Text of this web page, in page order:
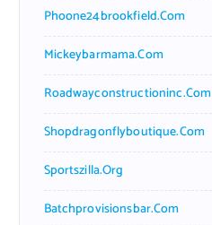
Phoone24brookfield.com
Mickeybarmama.com
Roadwayconstructioninc.com
Shopdragonflyboutique.com
Sportszilla.org
Batchprovisionsbar.com